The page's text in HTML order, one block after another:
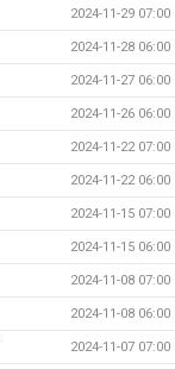
2024-11-29 07:00
2024-11-28 06:00
2024-11-27 06:00
2024-11-26 06:00
2024-11-22 07:00
2024-11-22 06:00
2024-11-15 07:00
2024-11-15 06:00
2024-11-08 07:00
2024-11-08 06:00
2024-11-07 07:00